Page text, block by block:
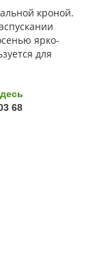
кроной.
ярко-
для
68